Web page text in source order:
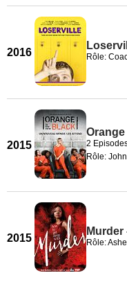
2016 Rôle:
2015 2
Rôle:
2015
Murder
Rôle: